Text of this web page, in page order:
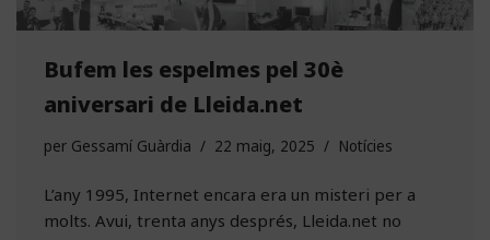
Bufem les espelmes pel 30è
aniversari de Lleida.net
per Gessamí Guàrdia 22 maig, 2025 Notícies
L’any 1995, Internet encara era un misteri per a
molts. Avui, trenta anys després, Lleida.net no